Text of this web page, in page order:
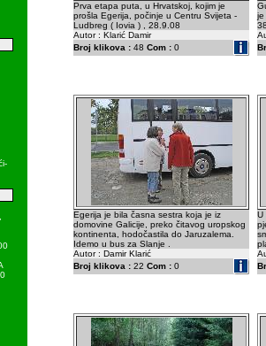
Prva etapa puta, u Hrvatskoj, kojim je
prošla Egerija, počinje u Centru Svijeta -
Ludbreg ( Iovia ) , 28.9.08
Autor : Klarić Damir
Broj klikova : 48 Com : 0
je
Egerija je bila časna sestra koja je iz
domovine Galicije, preko čitavog uropskog
kontinenta, hodočastila do Jaruzalema.
Idemo u bus za Slanje .
Autor : Damir Klarić
Broj klikova : 22 Com : 0
U